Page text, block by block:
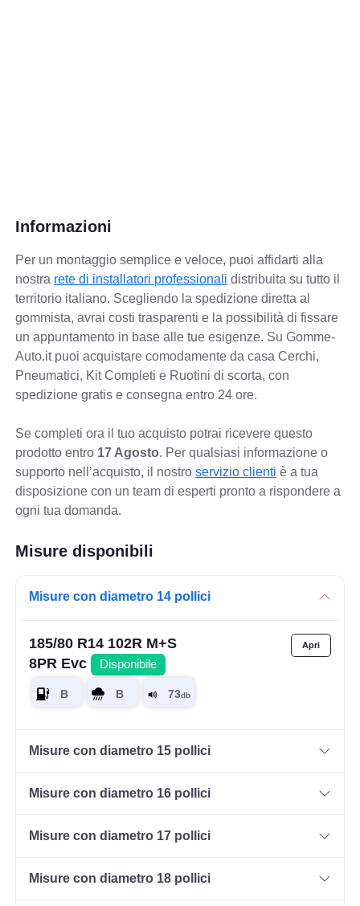
Informazioni
Per un montaggio semplice e veloce, puoi affidarti alla
nostra rete di installatori professionali distribuita su tutto il
territorio italiano. Scegliendo la spedizione diretta al
gommista, avrai costi trasparenti e la possibilità di fissare
un appuntamento in base alle tue esigenze. Su Gomme-
Auto.it puoi acquistare comodamente da casa Cerchi,
Pneumatici, Kit Completi e Ruotini di scorta, con
spedizione gratis e consegna entro 24 ore.
Se completi ora il tuo acquisto potrai ricevere questo
prodotto entro 17 Agosto. Per qualsiasi informazione o
supporto nell’acquisto, il nostroservizio clienti è a tua
disposizione con un team di esperti pronto a rispondere a
ogni tua domanda.
Misure disponibili
Misure con diametro 14 pollici
185/80 R14 102R M+S
8PR Evc
Disponibile
Misure con diametro 15 pollici
Misure con diametro 16 pollici
Misure con diametro 17 pollici
Misure con diametro 18 pollici